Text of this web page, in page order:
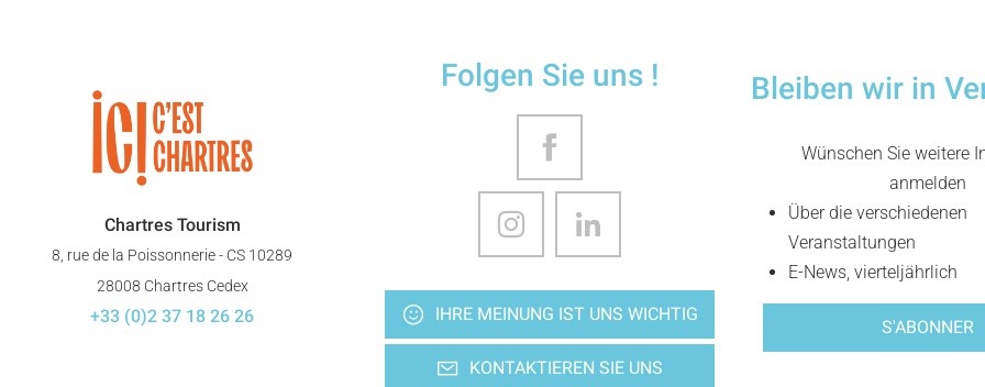
Chartres Tourism
8, rue de la Poissonnerie - CS 10289
28008 Chartres Cedex
+33 (0)2 37 18 26 26
Folgen Sie uns !
IHRE MEINUNG IST UNS WICHTIG
KONTAKTIEREN SIE UNS
Bleiben wir in
Wünschen Sie weitere
anmelden
Über die verschiedenen
Veranstaltungen
E-News, vierteljährlich
S'ABONNER